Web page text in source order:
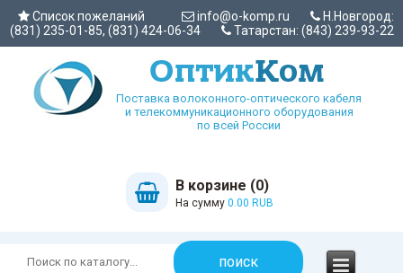
Список пожеланий info@o-komp.ru
Н.Новгород:
(831) 235-01-85, (831) 424-06-34
Татарстан: (843) 239-93-22
Поставка волоконного-оптического кабеля
и телекоммуникационного оборудования
по всей России
В корзине (0)
На сумму 0.00 RUB